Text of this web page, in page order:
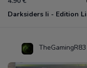
TheGamingR83